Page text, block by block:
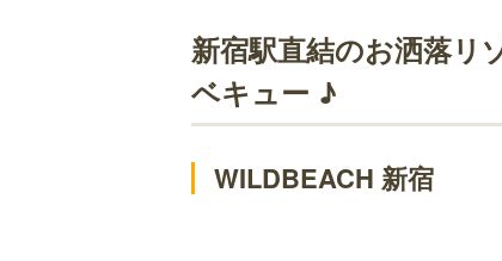
新宿駅直結のお洒落
ベキュー ♪
WILDBEACH 新宿